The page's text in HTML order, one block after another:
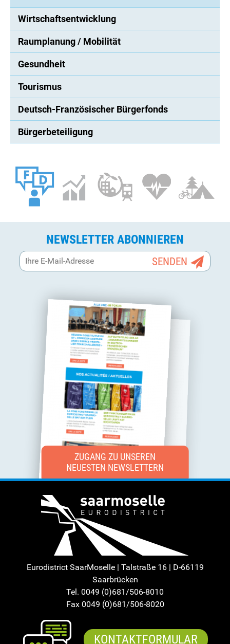
Wirtschaftsentwicklung
Raumplanung / Mobilität
Gesundheit
Tourismus
Deutsch-Französischer Bürgerfonds
Bürgerbeteiligung
NEWSLETTER ABONNIEREN
ZUGANG ZU UNSEREN
NEUESTEN NEWSLETTERN
Eurodistrict SaarMoselle | Talstraße 16 | D-66119
Saarbrücken
Tel. 0049 (0)681/506-8010
Fax 0049 (0)681/506-8020
KONTAKTFORMULAR